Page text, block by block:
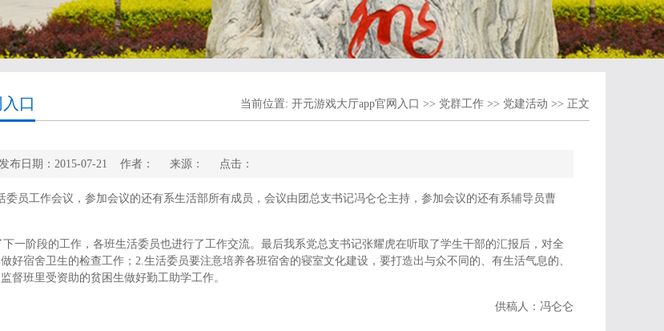
口 当前位置: 开元游戏大厅app官网入口 >> 党群工作 >> 党建活动 >> 正文
布日期：2015-07-21 作者： 来源： 点击：
委员工作会议，参加会议的还有系生活部所有成员，会议由团总支书记冯仑仑主持，参加会议的还有系辅导员曹
一阶段的工作，各班生活委员也进行了工作交流。最后我系党总支书记张耀虎在听取了学生干部的汇报后，对全
好宿舍卫生的检查工作；2.生活委员要注意培养各班宿舍的寝室文化建设，要打造出与众不同的、有生活气息的、
督班里受资助的贫困生做好勤工助学工作。
供稿人：冯仑仑